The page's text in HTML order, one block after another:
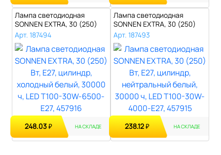
Лампа светодиодная
SONNEN EXTRA, 30 (250)
Вт, Е27, цили..
Арт. 187494
248.03₽ НА СКЛАДЕ
Лампа светодиодная
SONNEN EXTRA, 30 (250)
Вт, Е27, цили..
Арт. 187493
238.12₽ НА СКЛАДЕ